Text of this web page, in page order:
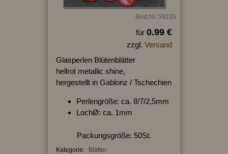
Best.Nr.:59235
für 0.99 €
zzgl. Versand
Glasperlen Blütenblätter
hellrot metallic shine,
hergestellt in Gablonz / Tschechien
Perlengröße: ca. 8/7/2,5mm
LochØ: ca. 1mm
Packungsgröße: 50St.
Kategorie: Blätter